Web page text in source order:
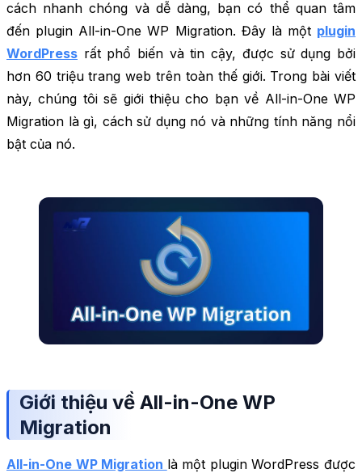
cách nhanh chóng và dễ dàng, bạn có thể quan tâm
đến plugin All-in-One WP Migration. Đây là một plugin
WordPress rất phổ biến và tin cậy, được sử dụng bởi
hơn 60 triệu trang web trên toàn thế giới. Trong bài viết
này, chúng tôi sẽ giới thiệu cho bạn về All-in-One WP
Migration là gì, cách sử dụng nó và những tính năng nổi
bật của nó.
Giới thiệu về All-in-One WP
Migration
All-in-One WP Migration là một plugin WordPress được